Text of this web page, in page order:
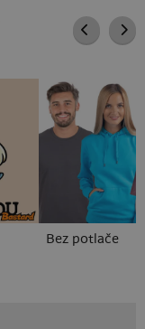
Bez potlače